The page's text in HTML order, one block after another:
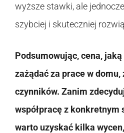
wyższe stawki, ale
szybciej i skuteczniej
Podsumowując, cena,
zażądać za prace w
czynników. Zanim
współpracę z konkretnym
warto uzyskać kilka